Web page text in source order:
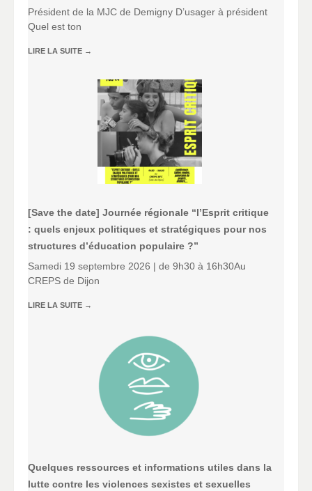
Président de la MJC de Demigny D’usager à président
Quel est ton
LIRE LA SUITE →
[Save the date] Journée régionale “l’Esprit critique
: quels enjeux politiques et stratégiques pour nos
structures d’éducation populaire ?”
Samedi 19 septembre 2026 | de 9h30 à 16h30Au
CREPS de Dijon
LIRE LA SUITE →
Quelques ressources et informations utiles dans la
lutte contre les violences sexistes et sexuelles